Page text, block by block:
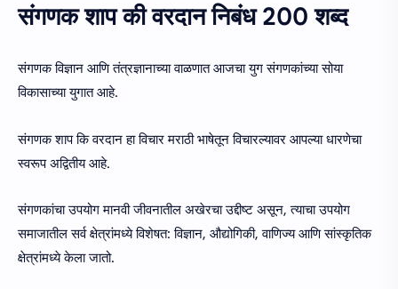
संगणक शाप की वरदान निबंध 200 शब्द
संगणक विज्ञान आणि तंत्रज्ञानाच्या वाळणात आजचा युग संगणकांच्या सोया
विकासाच्या युगात आहे.
संगणक शाप कि वरदान हा विचार मराठी भाषेतून विचारल्यावर आपल्या धारणेचा
स्वरूप अद्वितीय आहे.
संगणकांचा उपयोग मानवी जीवनातील अखेरचा उद्दीष्ट असून, त्याचा उपयोग
समाजातील सर्व क्षेत्रांमध्ये विशेषत: विज्ञान, औद्योगिकी, वाणिज्य आणि सांस्कृतिक
क्षेत्रांमध्ये केला जातो.